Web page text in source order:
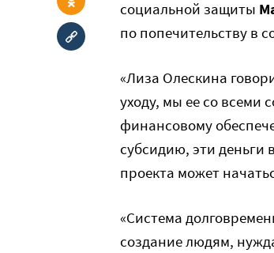
социальной защиты
по попечительству в
«Лиза Олескина
уходу, мы ее со всеми
финансовому
субсидию, эти деньги
проекта может
«Система
создание людям,